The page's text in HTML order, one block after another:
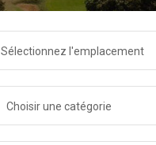
Sélectionnez l'emplacement
Choisir une catégorie